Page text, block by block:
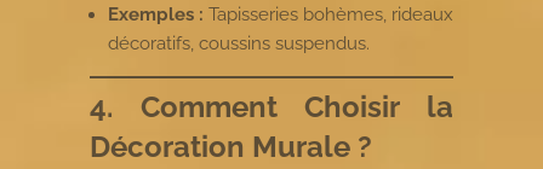
Exemples : Tapisseries bohèmes, rideaux
décoratifs, coussins suspendus.
4. Comment Choisir la
Décoration Murale ?